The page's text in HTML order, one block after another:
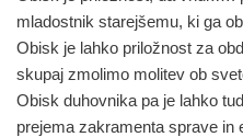
mladostnik starejšemu, ki ga
Obisk je lahko priložnost za
skupaj zmolimo molitev ob
Obisk duhovnika pa je lahko
prejema zakramenta sprave in